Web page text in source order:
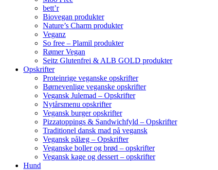
bett’r
Biovegan produkter
Nature’s Charm produkter
Veganz
So free – Plamil produkter
Rømer Vegan
Seitz Glutenfrei & ALB GOLD produkter
Opskrifter
Proteinrige veganske opskrifter
Børnevenlige veganske opskrifter
Vegansk Julemad – Opskrifter
Nytårsmenu opskrifter
Vegansk burger opskrifter
Pizzatoppings & Sandwichfyld – Opskrifter
Traditionel dansk mad på vegansk
Vegansk pålæg – Opskrifter
Veganske boller og brød – opskrifter
Vegansk kage og dessert – opskrifter
Hund